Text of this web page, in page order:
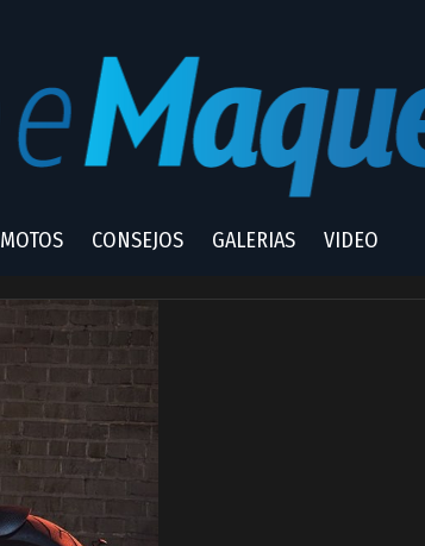
MOTOS CONSEJOS GALERIAS VIDEO